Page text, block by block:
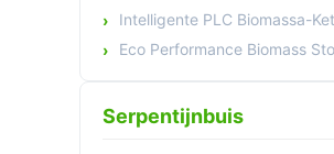
Intelligente PLC Biomassa-
Eco Performance Biomass
Serpentijnbuis